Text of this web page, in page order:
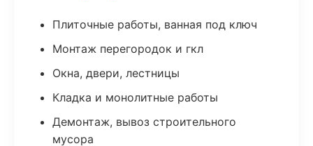
Плиточные работы, ванная под ключ
Монтаж перегородок и гкл
Окна, двери, лестницы
Кладка и монолитные работы
Демонтаж, вывоз строительного
мусора